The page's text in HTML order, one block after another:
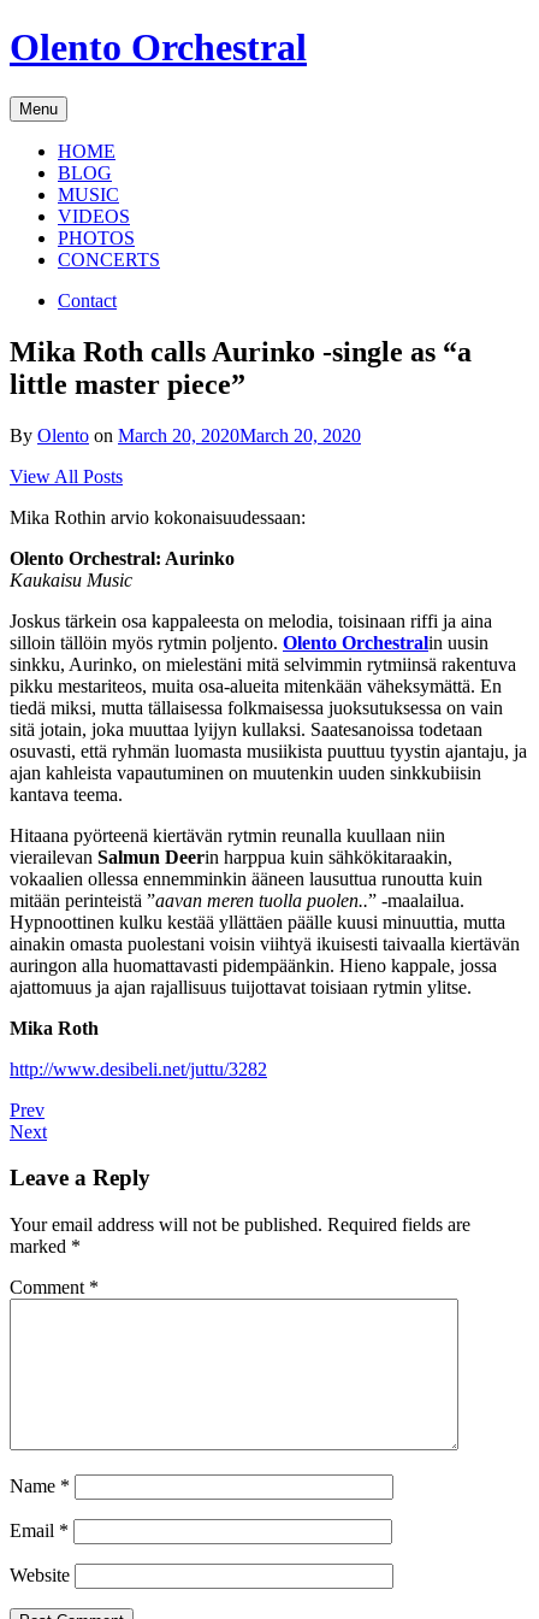
Skip
to
Olento Orchestral
Menu
HOME
BLOG
MUSIC
VIDEOS
PHOTOS
CONCERTS
Contact
Mika Roth calls Aurinko -single as “a
little master piece”
By Olento on March 20, 2020March 20, 2020
View All Posts
Mika Rothin arvio kokonaisuudessaan:
Olento Orchestral: Aurinko
Kaukaisu Music
Joskus tärkein osa kappaleesta on melodia, toisinaan riffi ja aina
silloin tällöin myös rytmin poljento. Olento Orchestralin uusin
sinkku, Aurinko, on mielestäni mitä selvimmin rytmiinsä rakentuva
pikku mestariteos, muita osa-alueita mitenkään väheksymättä. En
tiedä miksi, mutta tällaisessa folkmaisessa juoksutuksessa on vain
sitä jotain, joka muuttaa lyijyn kullaksi. Saatesanoissa todetaan
osuvasti, että ryhmän luomasta musiikista puuttuu tyystin ajantaju, ja
ajan kahleista vapautuminen on muutenkin uuden sinkkubiisin
kantava teema.
Hitaana pyörteenä kiertävän rytmin reunalla kuullaan niin
vierailevan Salmun Deerin harppua kuin sähkökitaraakin,
vokaalien ollessa ennemminkin ääneen lausuttua runoutta kuin
mitään perinteistä ”aavan meren tuolla puolen..” -maalailua.
Hypnoottinen kulku kestää yllättäen päälle kuusi minuuttia, mutta
ainakin omasta puolestani voisin viihtyä ikuisesti taivaalla kiertävän
auringon alla huomattavasti pidempäänkin. Hieno kappale, jossa
ajattomuus ja ajan rajallisuus tuijottavat toisiaan rytmin ylitse.
Mika Roth
http://www.desibeli.net/juttu/3282
Post
navigation
PrevPost:
We
happy
introduce
our
single
Aurinko!
NextPost:
KEIKKA
SIIRTYY
Leave a Reply
Your email address will not be published. Required fields are
marked *
Comment *
Name *
Email *
Website